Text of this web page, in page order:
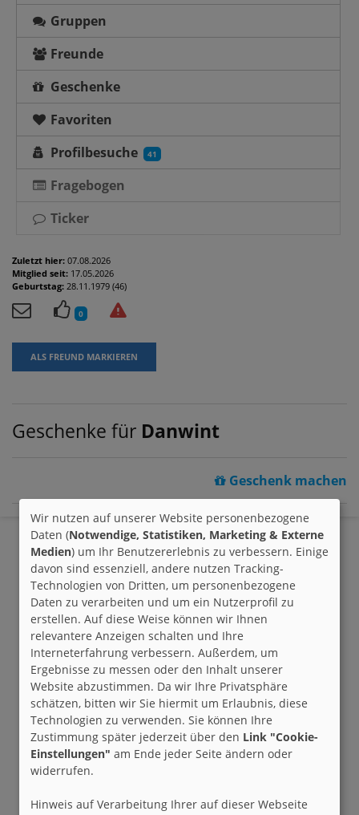
Gruppen
Freunde
Geschenke
Favoriten
Profilbesuche
41
Fragebogen
Ticker
Zuletzt hier: 07.08.2026
Mitglied seit: 17.05.2026
Geburtstag: 28.11.1979 (46)
0
ALS FREUND MARKIEREN
Geschenke für Danwint
Geschenk machen
Wir nutzen auf unserer Website personenbezogene
Daten (Notwendige, Statistiken, Marketing & Externe
Medien) um Ihr Benutzererlebnis zu verbessern. Einige
davon sind essenziell, andere nutzen Tracking-
Technologien von Dritten, um personenbezogene
Daten zu verarbeiten und um ein Nutzerprofil zu
erstellen. Auf diese Weise können wir Ihnen
relevantere Anzeigen schalten und Ihre
Interneterfahrung verbessern. Außerdem, um
Ergebnisse zu messen oder den Inhalt unserer
Website abzustimmen. Da wir Ihre Privatsphäre
schätzen, bitten wir Sie hiermit um Erlaubnis, diese
Technologien zu verwenden. Sie können Ihre
Zustimmung später jederzeit über den Link "Cookie-
Einstellungen" am Ende jeder Seite ändern oder
widerrufen.
Hinweis auf Verarbeitung Ihrer auf dieser Webseite